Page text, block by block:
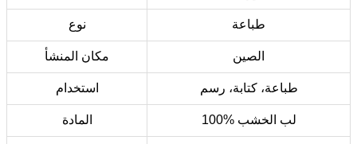
نوع طباعة
مكان المنشأ الصين
استخدام طباعة، كتابة، رسم
المادة 100% لب الخشب